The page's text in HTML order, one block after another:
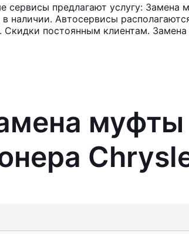
сервисы предлагают услугу:
в наличии. Автосервисы
Скидки постоянным клиентам.
муфты